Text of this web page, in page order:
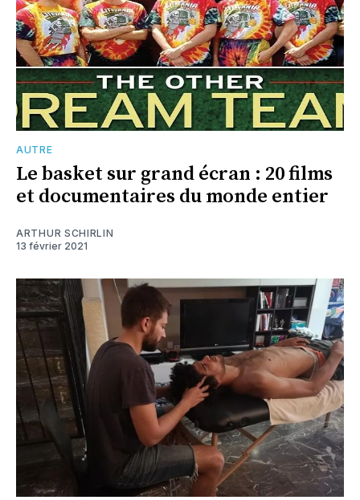
AUTRE
Le basket sur grand écran : 20 films
et documentaires du monde entier
ARTHUR SCHIRLIN
13 février 2021